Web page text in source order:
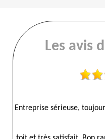
Les avis
Entreprise sérieuse je